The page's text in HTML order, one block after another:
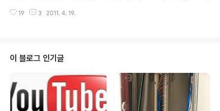
다. Apple이 법원에 제출한 소장에 의하면, 삼성전자는 자
주장했다. 38페이지에 이르는 소장에는 2009년 6월 발
표한 Apple의 iPhone 3GS와 2010년 3월에 발표한 삼
성전자의 Galaxy S i9000 (국내에서 갤럭시 S로 소개된
제품)를 직접 비교하며 삼성전자가 Apple의 디자인(상표
권)과 특허를 침해했다고 적혀있다. 구체적으로는, 라운드
19 3 2011. 4. 19.
이 블로그 인기글